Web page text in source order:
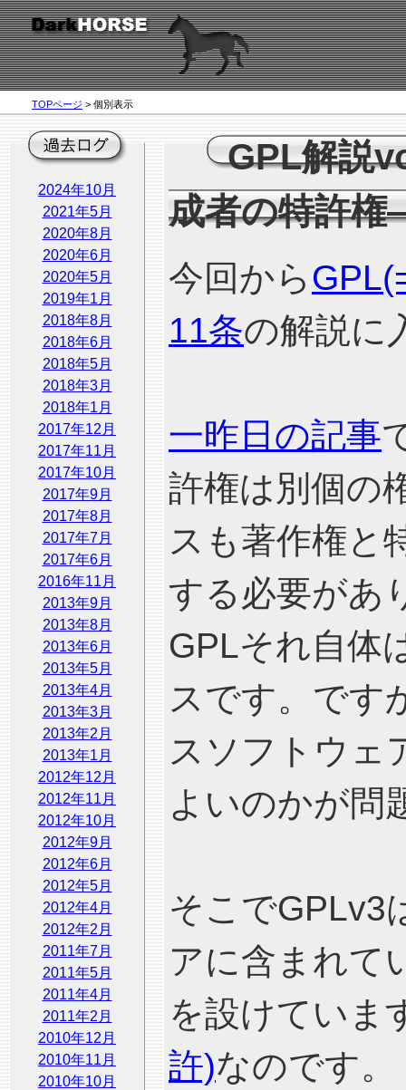
TOPページ > 個別表示
2024年10月
2021年5月
2020年8月
2020年6月
2020年5月
2019年1月
2018年8月
2018年6月
2018年5月
2018年3月
2018年1月
2017年12月
2017年11月
2017年10月
2017年9月
2017年8月
2017年7月
2017年6月
2016年11月
2013年9月
2013年8月
2013年6月
2013年5月
2013年4月
2013年3月
2013年2月
2013年1月
2012年12月
2012年11月
2012年10月
2012年9月
2012年6月
2012年5月
2012年4月
2012年2月
2011年7月
2011年5月
2011年4月
2011年2月
2010年12月
2010年11月
2010年10月
GPL解説
成者の特許
今回から
11条の解説に
一昨日の記事
許権は別個の
スも著作権と
する必要があ
GPLそれ自体
スです。です
スソフトウェ
よいのかが問
そこでGPLv3
アに含まれて
を設けていま
許)なのです。